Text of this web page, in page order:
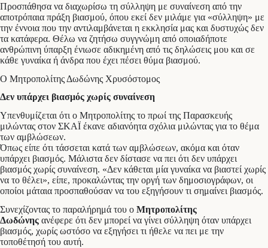
Προσπάθησα να διαχωρίσω τη σύλληψη με συναίνεση από την
αποτρόπαια πράξη βιασμού, όπου εκεί δεν μιλάμε για «σύλληψη» με
την έννοια που την αντιλαμβάνεται η εκκλησία μας και δυστυχώς δεν
τα κατάφερα. Θέλω να ζητήσω συγγνώμη από οποιαδήποτε
ανθρώπινη ύπαρξη ένιωσε αδικημένη από τις δηλώσεις μου και σε
κάθε γυναίκα ή άνδρα που έχει πέσει θύμα βιασμού.
Ο Μητροπολίτης Δωδώνης Χρυσόστομος
Δεν υπάρχει βιασμός χωρίς συναίνεση
Υπενθυμίζεται ότι ο Μητροπολίτης το πρωί της Παρασκευής
μιλώντας στον ΣΚΑΪ έκανε αδιανόητα σχόλια μιλώντας για το θέμα
των αμβλώσεων.
Όπως είπε ότι τάσσεται κατά των αμβλώσεων, ακόμα και όταν
υπάρχει βιασμός. Μάλιστα δεν δίστασε να πει ότι δεν υπάρχει
βιασμός χωρίς συναίνεση. «Δεν κάθεται μία γυναίκα να βιαστεί χωρίς
να το θέλει», είπε, προκαλώντας την οργή των δημοσιογράφων, οι
οποίοι μάταια προσπαθούσαν να του εξηγήσουν τι σημαίνει βιασμός.
Συνεχίζοντας το παραλήρημά του ο Μητροπολίτης
Δωδώνης ανέφερε ότι δεν μπορεί να γίνει σύλληψη όταν υπάρχει
βιασμός, χωρίς ωστόσο να εξηγήσει τι ήθελε να πει με την
τοποθέτησή του αυτή.